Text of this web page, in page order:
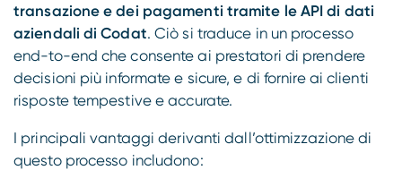
transazione e dei pagamenti tramite le API di dati
aziendali di Codat. Ciò si traduce in un processo
end-to-end che consente ai prestatori di prendere
decisioni più informate e sicure, e di fornire ai clienti
risposte tempestive e accurate.
I principali vantaggi derivanti dall’ottimizzazione di
questo processo includono: